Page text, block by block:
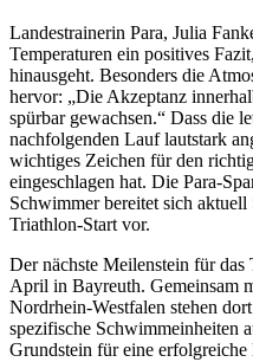
Landestrainerin Para, Julia
Temperaturen ein positives
hinausgeht. Besonders die
hervor: „Die Akzeptanz
spürbar gewachsen.“ Dass die
nachfolgenden Lauf lautstark
wichtiges Zeichen für den
eingeschlagen hat. Die Para-
Schwimmer bereitet sich
Triathlon-Start vor.
Der nächste Meilenstein für
April in Bayreuth. Gemeinsam
Nordrhein-Westfalen stehen
spezifische Schwimmeinheiten
Grundstein für eine erfolgreiche